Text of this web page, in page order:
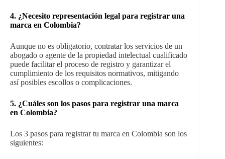
4. ¿Necesito representación legal para registrar una
marca en Colombia?
Aunque no es obligatorio, contratar los servicios de un
abogado o agente de la propiedad intelectual cualificado
puede facilitar el proceso de registro y garantizar el
cumplimiento de los requisitos normativos, mitigando
así posibles escollos o complicaciones.
5. ¿Cuáles son los pasos para registrar una marca
en Colombia?
Los 3 pasos para registrar tu marca en Colombia son los
siguientes: